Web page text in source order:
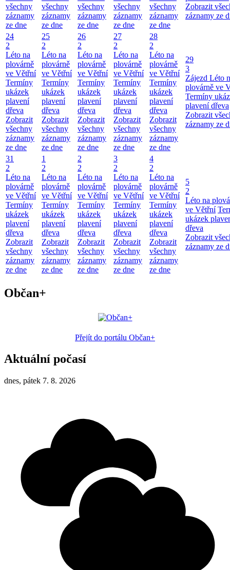
všechny
záznamy
ze dne
všechny
záznamy
ze dne
všechny
záznamy
ze dne
všechny
záznamy
ze dne
všechny
záznamy
ze dne
Zobrazit
záznamy ze
24
2
Léto na
plovárně
ve Větřní
Termíny
ukázek
plavení
dřeva
Zobrazit
všechny
záznamy
ze dne
25
2
Léto na
plovárně
ve Větřní
Termíny
ukázek
plavení
dřeva
Zobrazit
všechny
záznamy
ze dne
26
2
Léto na
plovárně
ve Větřní
Termíny
ukázek
plavení
dřeva
Zobrazit
všechny
záznamy
ze dne
27
2
Léto na
plovárně
ve Větřní
Termíny
ukázek
plavení
dřeva
Zobrazit
všechny
záznamy
ze dne
28
2
Léto na
plovárně
ve Větřní
Termíny
ukázek
plavení
dřeva
Zobrazit
všechny
záznamy
ze dne
29
3
Zájezd Léto
plovárně ve
Termíny
plavení dřeva
Zobrazit
záznamy ze
31
2
Léto na
plovárně
ve Větřní
Termíny
ukázek
plavení
dřeva
Zobrazit
všechny
záznamy
ze dne
1
2
Léto na
plovárně
ve Větřní
Termíny
ukázek
plavení
dřeva
Zobrazit
všechny
záznamy
ze dne
2
2
Léto na
plovárně
ve Větřní
Termíny
ukázek
plavení
dřeva
Zobrazit
všechny
záznamy
ze dne
3
2
Léto na
plovárně
ve Větřní
Termíny
ukázek
plavení
dřeva
Zobrazit
všechny
záznamy
ze dne
4
2
Léto na
plovárně
ve Větřní
Termíny
ukázek
plavení
dřeva
Zobrazit
všechny
záznamy
ze dne
5
2
Léto na
ve Větřní
ukázek
dřeva
Zobrazit
záznamy ze
Občan+
Přejít do portálu Občan+
Aktuální počasí
dnes, pátek 7. 8. 2026